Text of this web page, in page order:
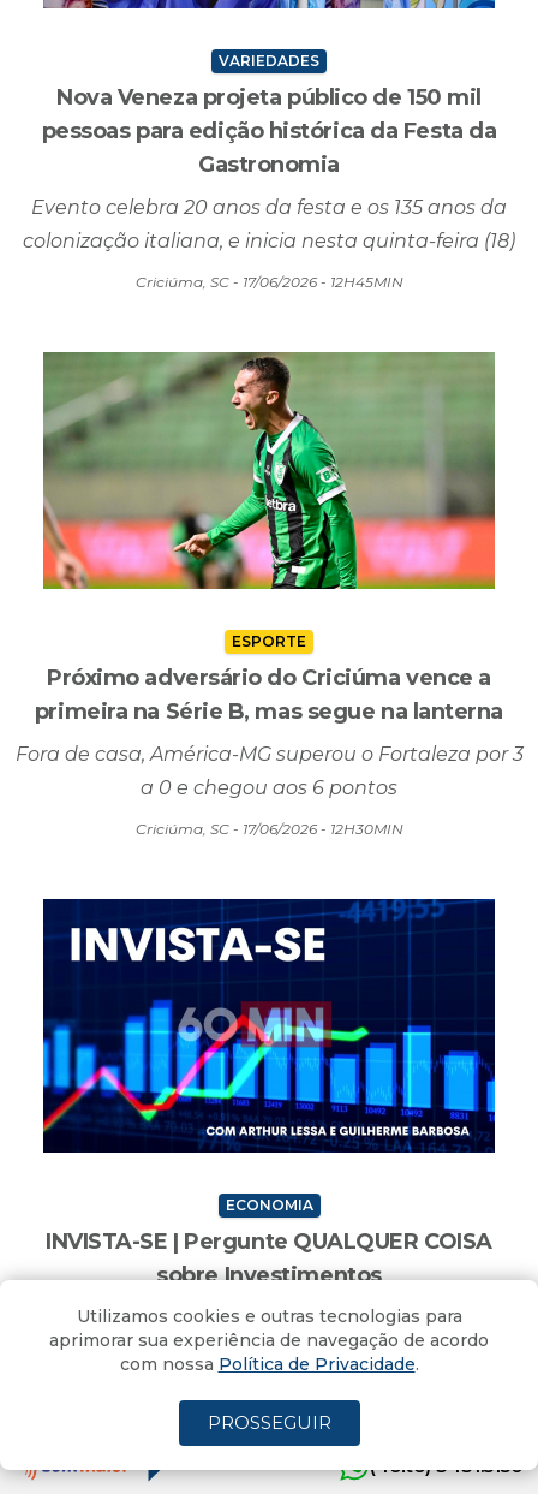
VARIEDADES
Nova Veneza projeta público de 150 mil
pessoas para edição histórica da Festa da
Gastronomia
Evento celebra 20 anos da festa e os 135 anos da
colonização italiana, e inicia nesta quinta-feira (18)
Criciúma, SC - 17/06/2026 - 12H45MIN
ESPORTE
Próximo adversário do Criciúma vence a
primeira na Série B, mas segue na lanterna
Fora de casa, América-MG superou o Fortaleza por 3
a 0 e chegou aos 6 pontos
Criciúma, SC - 17/06/2026 - 12H30MIN
ECONOMIA
INVISTA-SE | Pergunte QUALQUER COISA
sobre Investimentos
Acompanhe o quadro do 60 Minutos ao vivo
Criciúma, SC - 17/06/2026 - 11H55MIN
(4oito) 3431.5150
Utilizamos cookies e outras tecnologias para
aprimorar sua experiência de navegação de acordo
com nossa Política de Privacidade.
PROSSEGUIR